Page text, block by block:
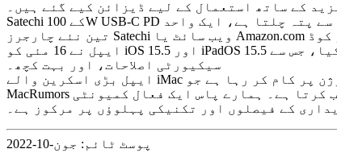
کے ساتھ استعمال کے لیے ڈیزائن کیے گئے ہیں۔
ایپل نے 16 مئی کو iOS 15.5 اور iPadOS 15.5 کو ریلیز کیا، جس سے Podcasts اور Apple Cash میں بہتری لائی گئی، HomePods کے Wi-Fi سگنل کو دیکھنے کی صلاحیت، درجنوں
سیکیورٹی اصلاحات، اور بہت کچھ۔
MacRumors جدید ترین ٹیکنالوجی اور مصنوعات میں دلچسپی رکھنے والے صارفین اور پیشہ ور افراد کی ایک وسیع رینج کو راغب کرتا ہے۔ ہمارے پاس ایک فعال کمیونٹی
کے فیصلوں اور تکنیکی پہلوؤں پر مرکوز ہے۔
پوسٹ ٹائم: جون-10-2022